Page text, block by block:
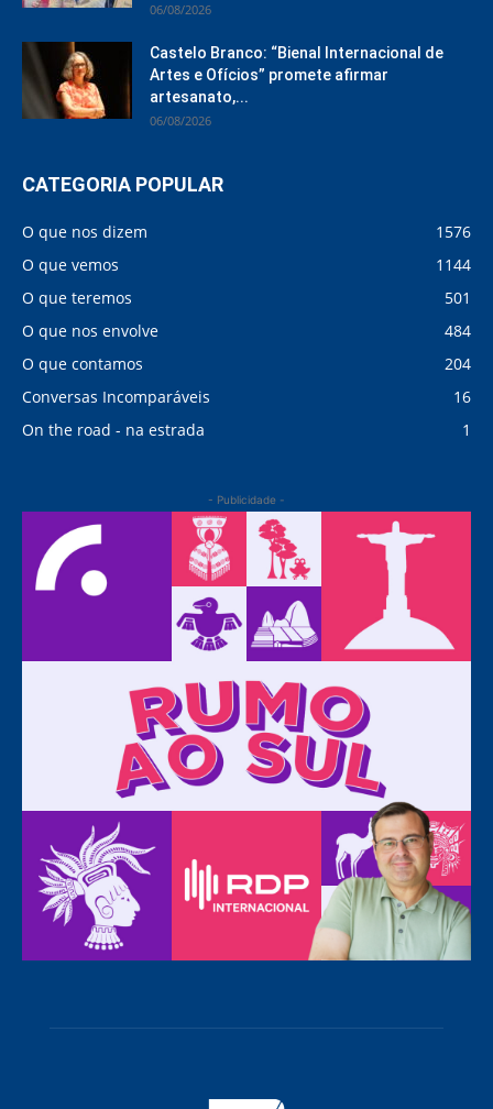
06/08/2026
Castelo Branco: “Bienal Internacional de
Artes e Ofícios” promete afirmar
artesanato,...
06/08/2026
CATEGORIA POPULAR
O que nos dizem
1576
O que vemos
1144
O que teremos
501
O que nos envolve
484
O que contamos
204
Conversas Incomparáveis
16
On the road - na estrada
1
- Publicidade -